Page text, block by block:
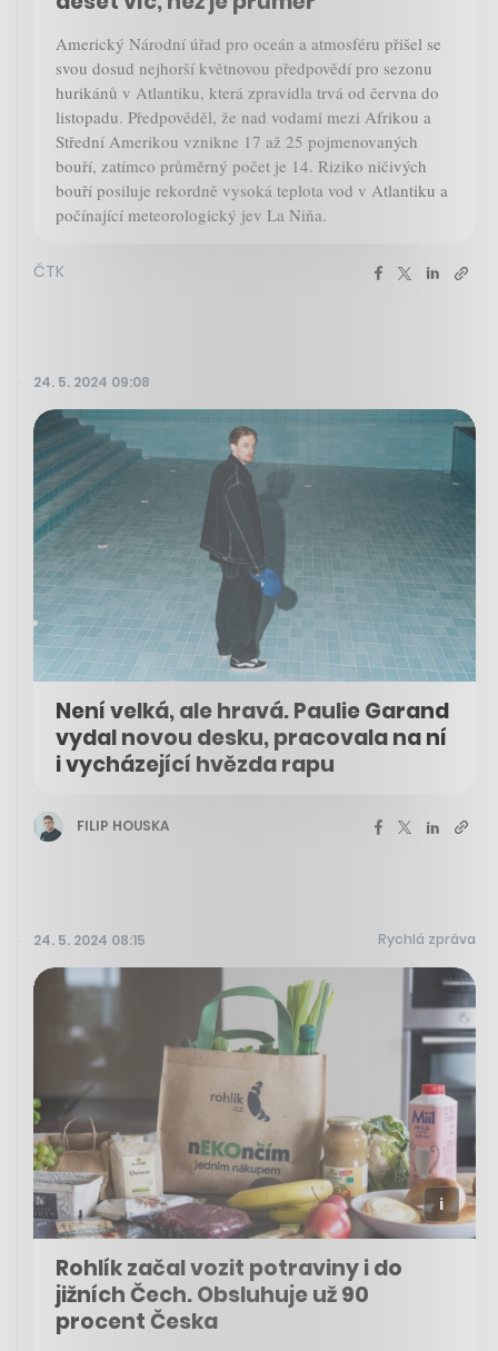
Americký Národní úřad pro oceán a atmosféru přišel se
svou dosud nejhorší květnovou předpovědí pro sezonu
hurikánů v Atlantiku, která zpravidla trvá od června do
listopadu. Předpověděl, že nad vodami mezi Afrikou a
Střední Amerikou vznikne 17 až 25 pojmenovaných
bouří, zatímco průměrný počet je 14. Riziko ničivých
bouří posiluje rekordně vysoká teplota vod v Atlantiku a
počínající meteorologický jev La Niňa.
ČTK
24. 5. 2024 09:08
Není velká, ale hravá. Paulie Garand
vydal novou desku, pracovala na ní
i vycházející hvězda rapu
FILIP HOUSKA
24. 5. 2024 08:15 Rychlá zpráva
Rohlík začal vozit potraviny i do
jižních Čech. Obsluhuje už 90
procent Česka